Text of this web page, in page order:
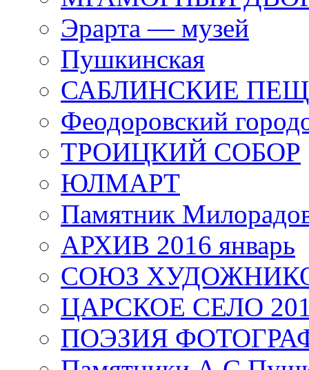
Эрарта — музей
Пушкинская
САБЛИНСКИЕ
Феодоровский
ТРОИЦКИЙ СОБОР
ЮЛМАРТ
Памятник
АРХИВ 2016 январь
СОЮЗ
ЦАРСКОЕ СЕЛО
ПОЭЗИЯ